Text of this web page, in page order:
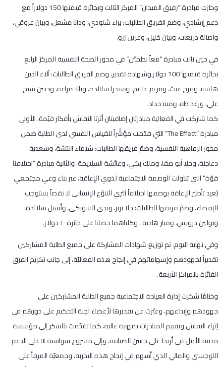
وحازت مبادرة “رفيق الميدان” المركز الثالث وبجائزة قيمتها 150 دولاراً مع
دعم إرشادي، وضم الفريق الطالبات: براء شلودي، ودانا مشعل، وبيان عروقي،
وأصالة دريعات، وبيان خليل، وعرين زرو.
في حين نالت مبادرة “معاً نطمئن” في محور الصحة النفسية المركز الرابع
بجائزة قيمتها 100 دولار وشهادة تقدير، وضم الفريق الطالبات: آلاء الدين
هلسة، وفرح غيث، ومريم علقم، وسيدرا شلالدة، وتالا مراغة، وحنين شيخ
علي، ورغد طه، ومنه حداد.
كما شاركت في الفعالية مبادرتان إضافيتان أثرتا النقاش بأفكار قيّمة، الأولى
مبادرة “The Effect” التي قدّمت مؤشّراً للقياس النفسي لدى الطلبة ضمن
محور الرفاهية النفسية، وضمّ فريقها الطالبات: شيماء النتشة، وسعدية
دعاجنة، وحلا أبو صفا، وملك بكي، وعائشة السلايمة. والثانية مبادرة “اختلافنا
قوّة” التي تناولت الوصمة الاجتماعية لذوي الإعاقة، عبر بناء وعي مجتمعي
يُعيد تأطير الإعاقة بوصفها اختلافاً يُثري التنوّع الإنساني لا نقصاً يستوجب
الإقصاء، وضمّ فريقها الطالبات: حلا بزبز، وندى الشويكي، وأسيل شلالدة،
وتولين درويش، وميار هادية ، وكلتاهما حصلتا على جائزة ١٠٠ دولار.
وفي نهاية اليوم، تم توزيع شهادات المشاركة على جميع الطلبة المشاركين
تقديراً لجهودهم وإسهاماتهم في إنجاح هذه الفعاليّة، إلى جانب تكريم الفرق
الفائزة بالمراكز الأربعة.
وختامًا شكرت إدارة العيادة الاجتماعية جميع الطلبة المشاركين على
جهودهم وإبداعهم، وعبّرت عن تقديرها لأعضاء لجنة التحكيم على دورهم في
إثراء النقاش وتقييم المبادرات بمهنية عالية، كما تقدّمت بالشكر إلى مؤسسة
مدينة الأمل في أريحا على حسن الضيافة، وإلى مشروع سواسية III على الدعم
اللوجستي والمالي الذي أسهم في إنجاح هذه التجربة، وجمعيّة المرفأ على